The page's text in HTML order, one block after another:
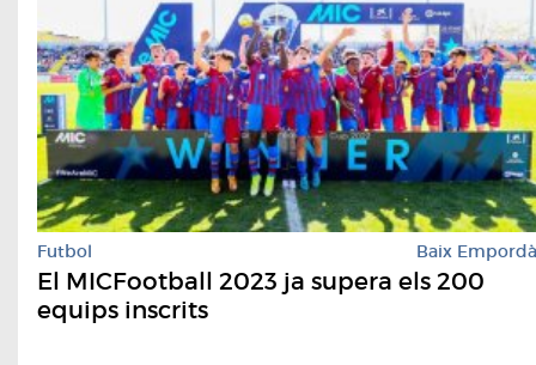
Futbol Baix Empordà
El MICFootball 2023 ja supera els 200
equips inscrits